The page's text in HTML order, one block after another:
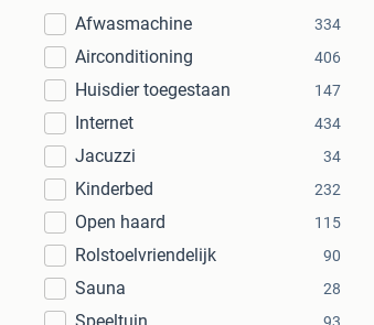
Afwasmachine
334
Airconditioning 406
Huisdier toegestaan 147
Internet 434
Jacuzzi 34
Kinderbed 232
Open haard 115
Rolstoelvriendelijk 90
Sauna 28